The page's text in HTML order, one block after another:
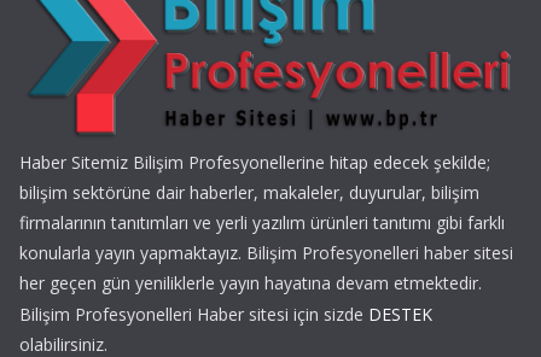
Haber Sitemiz Bilişim Profesyonellerine hitap edecek şekilde;
bilişim sektörüne dair haberler, makaleler, duyurular, bilişim
firmalarının tanıtımları ve yerli yazılım ürünleri tanıtımı gibi farklı
konularla yayın yapmaktayız. Bilişim Profesyonelleri haber sitesi
her geçen gün yeniliklerle yayın hayatına devam etmektedir.
Bilişim Profesyonelleri Haber sitesi için sizde DESTEK
olabilirsiniz.